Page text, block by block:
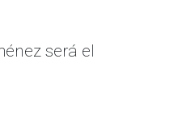
será el